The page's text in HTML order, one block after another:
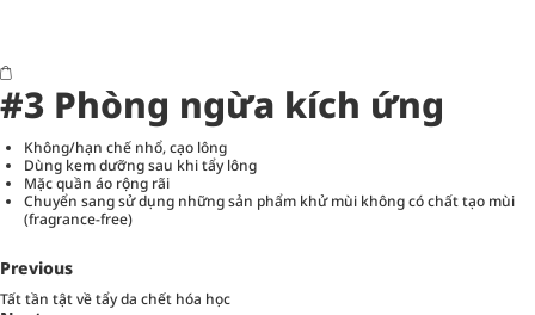
#3 Phòng ngừa kích ứng
Không/hạn chế nhổ, cạo lông
Dùng kem dưỡng sau khi tẩy lông
Mặc quần áo rộng rãi
Chuyển sang sử dụng những sản phẩm khử mùi không có chất tạo mùi
(fragrance-free)
Previous
Tất tần tật về tẩy da chết hóa học